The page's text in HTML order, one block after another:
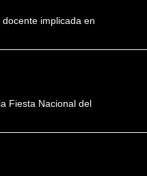
implicada en
Fiesta Nacional del